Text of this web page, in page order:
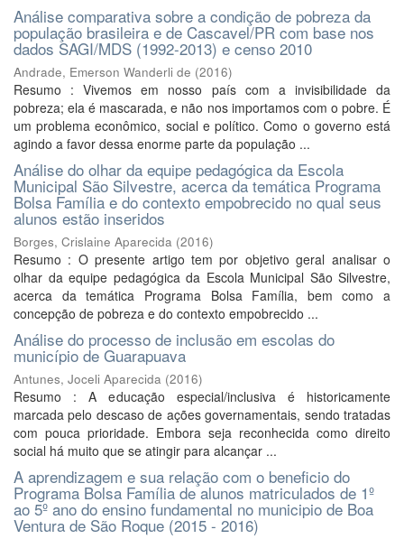
Análise comparativa sobre a condição de pobreza da
população brasileira e de Cascavel/PR com base nos
dados SAGI/MDS (1992-2013) e censo 2010
Andrade, Emerson Wanderli de (2016)
Resumo : Vivemos em nosso país com a invisibilidade da
pobreza; ela é mascarada, e não nos importamos com o pobre. É
um problema econômico, social e político. Como o governo está
agindo a favor dessa enorme parte da população ...
Análise do olhar da equipe pedagógica da Escola
Municipal São Silvestre, acerca da temática Programa
Bolsa Família e do contexto empobrecido no qual seus
alunos estão inseridos
Borges, Crislaine Aparecida (2016)
Resumo : O presente artigo tem por objetivo geral analisar o
olhar da equipe pedagógica da Escola Municipal São Silvestre,
acerca da temática Programa Bolsa Família, bem como a
concepção de pobreza e do contexto empobrecido ...
Análise do processo de inclusão em escolas do
município de Guarapuava
Antunes, Joceli Aparecida (2016)
Resumo : A educação especial/inclusiva é historicamente
marcada pelo descaso de ações governamentais, sendo tratadas
com pouca prioridade. Embora seja reconhecida como direito
social há muito que se atingir para alcançar ...
A aprendizagem e sua relação com o beneficio do
Programa Bolsa Família de alunos matriculados de 1º
ao 5º ano do ensino fundamental no municipio de Boa
Ventura de São Roque (2015 - 2016)